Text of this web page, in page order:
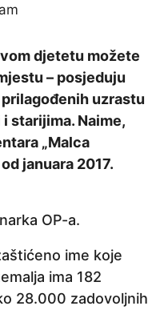
djetetu možete
– posjeduju
uzrastu
starijima. Naime,
„Malca
januara 2017.
OP-a.
ime koje
ima 182
28.000 zadovoljnih